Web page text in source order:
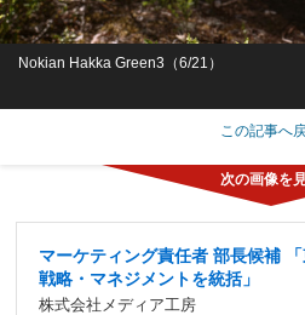
Nokian Hakka Green3（6/21）
この記事へ
マーケティング責任者 部長候補
戦略・マネジメントを統括」
株式会社メディア工房